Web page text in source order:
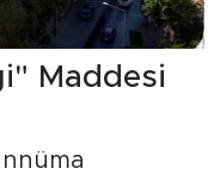
Maddesi